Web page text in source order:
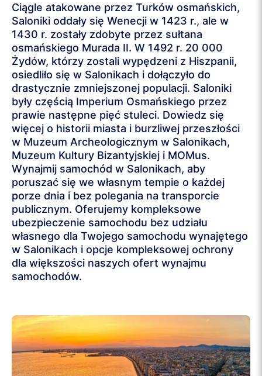
Ciągle atakowane przez Turków osmańskich,
Saloniki oddały się Wenecji w 1423 r., ale w
1430 r. zostały zdobyte przez sułtana
osmańskiego Murada II. W 1492 r. 20 000
Żydów, którzy zostali wypędzeni z Hiszpanii,
osiedliło się w Salonikach i dołączyło do
drastycznie zmniejszonej populacji. Saloniki
były częścią Imperium Osmańskiego przez
prawie następne pięć stuleci. Dowiedz się
więcej o historii miasta i burzliwej przeszłości
w Muzeum Archeologicznym w Salonikach,
Muzeum Kultury Bizantyjskiej i MOMus.
Wynajmij samochód w Salonikach, aby
poruszać się we własnym tempie o każdej
porze dnia i bez polegania na transporcie
publicznym. Oferujemy kompleksowe
ubezpieczenie samochodu bez udziału
własnego dla Twojego samochodu wynajętego
w Salonikach i opcje kompleksowej ochrony
dla większości naszych ofert wynajmu
samochodów.